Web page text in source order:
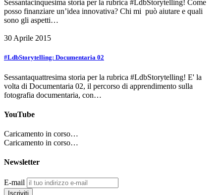
Sessantacinquesima storia per la rubrica #LdbStorytelling! Come
posso finanziare un’idea innovativa? Chi mi può aiutare e quali
sono gli aspetti…
30 Aprile 2015
#LdbStorytelling: Documentaria 02
Sessantaquattresima storia per la rubrica #LdbStorytelling! E' la
volta di Documentaria 02, il percorso di apprendimento sulla
fotografia documentaria, con…
YouTube
Caricamento in corso…
Caricamento in corso…
Newsletter
E-mail